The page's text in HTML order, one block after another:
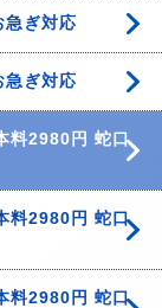
ぎ対応
ぎ対応
料2980円 蛇口
料2980円 蛇口
料2980円 蛇口